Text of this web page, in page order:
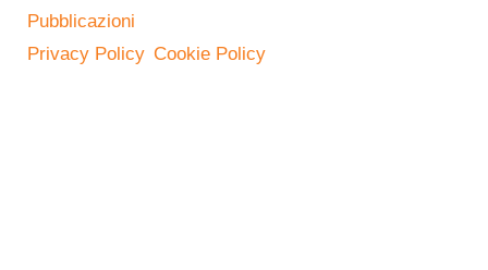
Pubblicazioni
Privacy Policy Cookie Policy